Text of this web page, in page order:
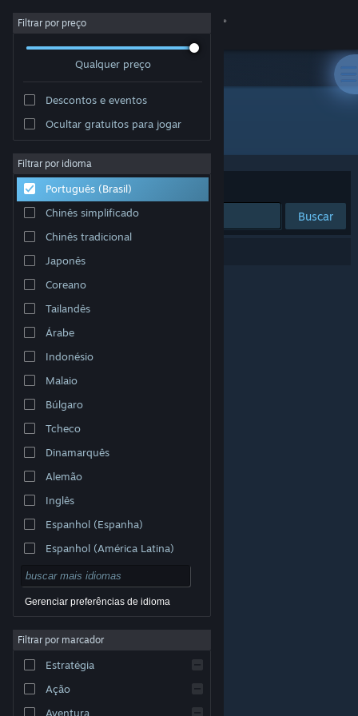
Iniciar sessão
Sobre
Suporte
Alterar idioma
Baixe o aplicativo móvel do Steam
Ver versão para computadores
© Valve Corporation. Todos os direitos reservados.
respectivos donos nos EUA e em outros países.
Acessibilidade
Reembolsos|Cookies
Filtrar por preço
Qualquer preço
Descontos e eventos
Ocultar gratuitos para jogar
Filtrar por idioma
Português (Brasil)
Chinês simplificado
Chinês tradicional
Japonês
Coreano
Tailandês
Árabe
Indonésio
Malaio
Búlgaro
Tcheco
Dinamarquês
Alemão
Inglês
Espanhol (Espanha)
Espanhol (América Latina)
Gerenciar preferências de idioma
Filtrar por marcador
Estratégia
Ação
Aventura
Desenvolvedor: 👁️
Ordenar por Relevância
Buscar